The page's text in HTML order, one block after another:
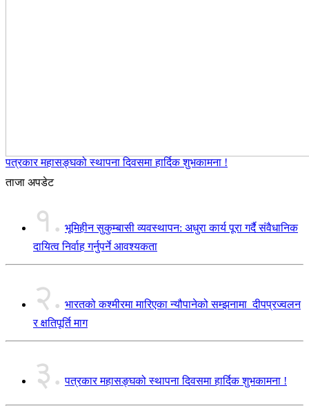
पत्रकार महासङ्घको स्थापना दिवसमा हार्दिक शुभकामना !
ताजा अपडेट
१. भूमिहीन सुकुम्बासी व्यवस्थापन: अधुरा कार्य पूरा गर्दै संवैधानिक
दायित्व निर्वाह गर्नुपर्ने आवश्यकता
२. भारतको कश्मीरमा मारिएका न्यौपानेको सम्झनामा दीपप्रज्वलन
र क्षतिपूर्ति माग
३. पत्रकार महासङ्घको स्थापना दिवसमा हार्दिक शुभकामना !